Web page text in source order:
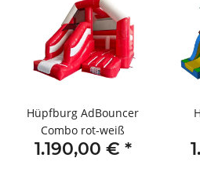
Hüpfburg AdBouncer
Combo rot-weiß
1.190,00 € *